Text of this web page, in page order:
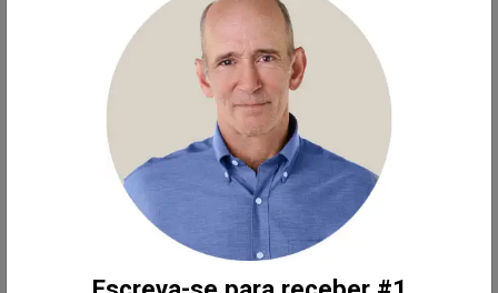
O cirurgião-geral da Flórida, Dr. Joseph Ladapo,
também pediu o fim do uso de vacinas de mRNA
contra a COVID-19, citando preocupações sobre
fragmentos de DNA presentes nos produtos. Em
uma carta enviada à FDA e ao CDC dos EUA, em 6 de
dezembro de 2023, Ladapo detalhou descobertas
mostrando a presença de complexos de
nanopartículas lipídicas e DNA
promotor/potenciador do SV40.